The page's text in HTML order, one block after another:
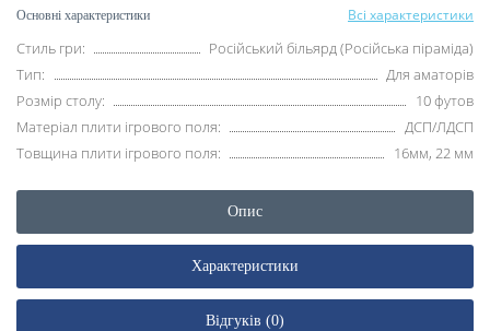
Основні характеристики Всі характеристики
Стиль гри:
Російський більярд (Російська піраміда)
Тип:
Для аматорів
Розмір столу:
10 футов
Матеріал плити ігрового поля:
ДСП/ЛДСП
Товщина плити ігрового поля:
16мм, 22 мм
Опис
Характеристики
Відгуків (0)